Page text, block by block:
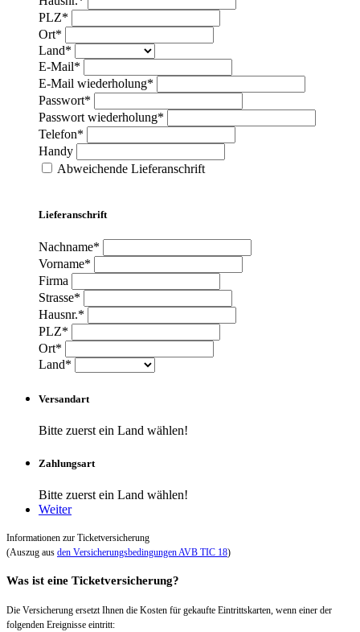
PLZ*
Ort*
Land*
E-Mail*
E-Mail wiederholung*
Passwort*
Passwort wiederholung*
Telefon*
Handy
Abweichende Lieferanschrift
Lieferanschrift
Nachname*
Vorname*
Firma
Strasse*
Hausnr.*
PLZ*
Ort*
Land*
Versandart
Bitte zuerst ein Land wählen!
Zahlungsart
Bitte zuerst ein Land wählen!
Weiter
Informationen zur Ticketversicherung
(Auszug aus den Versicherungsbedingungen AVB TIC 18)
Was ist eine Ticketversicherung?
Die Versicherung ersetzt Ihnen die Kosten für gekaufte Eintrittskarten, wenn einer der
folgenden Ereignisse eintritt: